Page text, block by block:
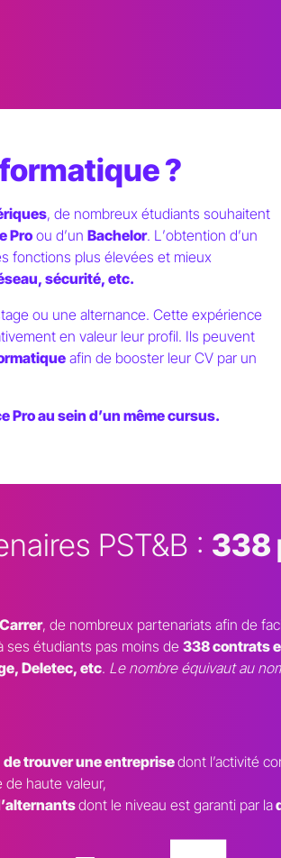
?
, de nombreux étudiants souhaitent
Proou d’un Bachelor. L’obtention d’un
fonctions plus élevées et mieux
sécurité, etc.
ou une alternance. Cette expérience
en valeur leur profil. Ils peuvent
afin de booster leur CV par un
Pro au sein d’un même cursus.
PST&B : 338
, de nombreux partenariats afin de
ses étudiants pas moins de338 contrats
Deletec, etc. Le nombre équivaut au
de trouver une entreprisedont l’activité
haute valeur,
dont le niveau est garanti par la